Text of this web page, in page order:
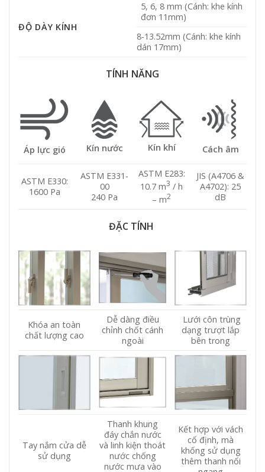
ĐỘ DÀY KÍNH
5, 6, 8 mm (Cánh: khe kính
đơn 11mm)
8-13.52mm (Cánh: khe kính
dán 17mm)
TÍNH NĂNG
Áp lực gió Kín nước Kín khí Cách âm
ASTM E330:
1600 Pa
ASTM E331-
00
240 Pa
ASTM E283:
10.7 m3 / h
– m2
JIS (A4706 &
A4702): 25
dB
ĐẶC TÍNH
Khóa an toàn
chất lượng cao
Dễ dàng điều
chỉnh chốt cánh
ngoài
Lưới côn trùng
dạng trượt lắp
bên trong
Tay nắm cửa dễ
sử dụng
Thanh khung
đáy chắn nước
và linh kiện thoát
nước chống
nước mưa vào
Kết hợp với vách
cố định, mà
khống sử dụng
thêm thanh nối